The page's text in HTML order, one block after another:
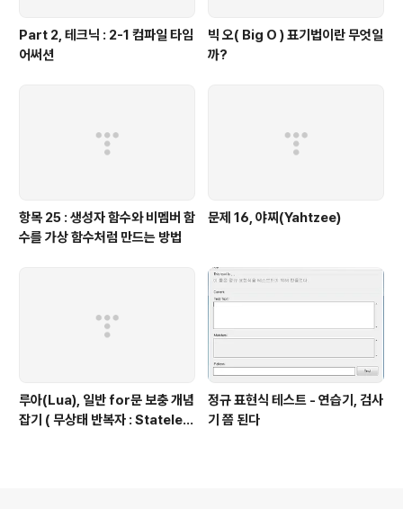
Part 2, 테크닉 : 2-1 컴파일 타임
어써션
빅 오( Big O ) 표기법이란 무엇일
까?
항목 25 : 생성자 함수와 비멤버 함
수를 가상 함수처럼 만드는 방법
문제 16, 야찌(Yahtzee)
루아(Lua), 일반 for문 보충 개념
잡기 ( 무상태 반복자 : Stateles
정규 표현식 테스트 - 연습기, 검사
기 쯤 된다